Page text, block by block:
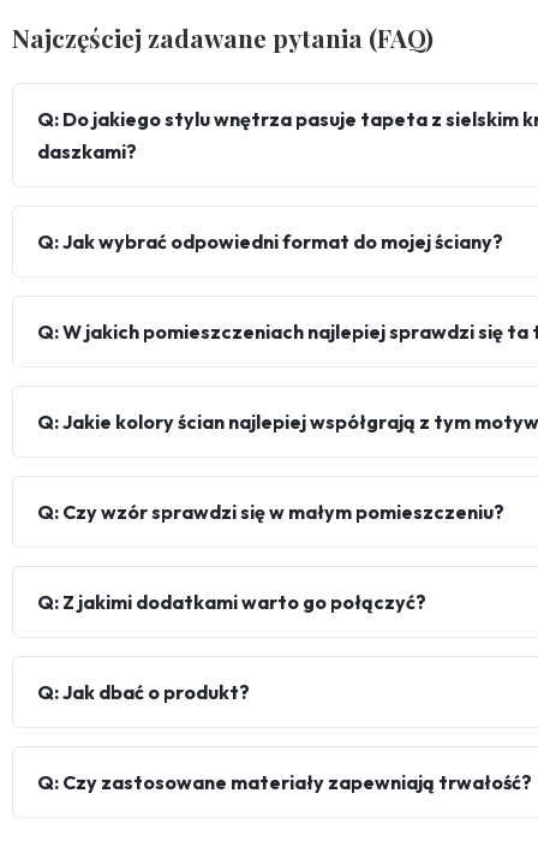
Najczęściej zadawane pytania (FAQ)
Q: Do jakiego stylu wnętrza pasuje tapeta z sielskim
daszkami?
Q: Jak wybrać odpowiedni format do mojej ściany?
Q: W jakich pomieszczeniach najlepiej sprawdzi się
Q: Jakie kolory ścian najlepiej współgrają z tym
Q: Czy wzór sprawdzi się w małym pomieszczeniu?
Q: Z jakimi dodatkami warto go połączyć?
Q: Jak dbać o produkt?
Q: Czy zastosowane materiały zapewniają trwałość?